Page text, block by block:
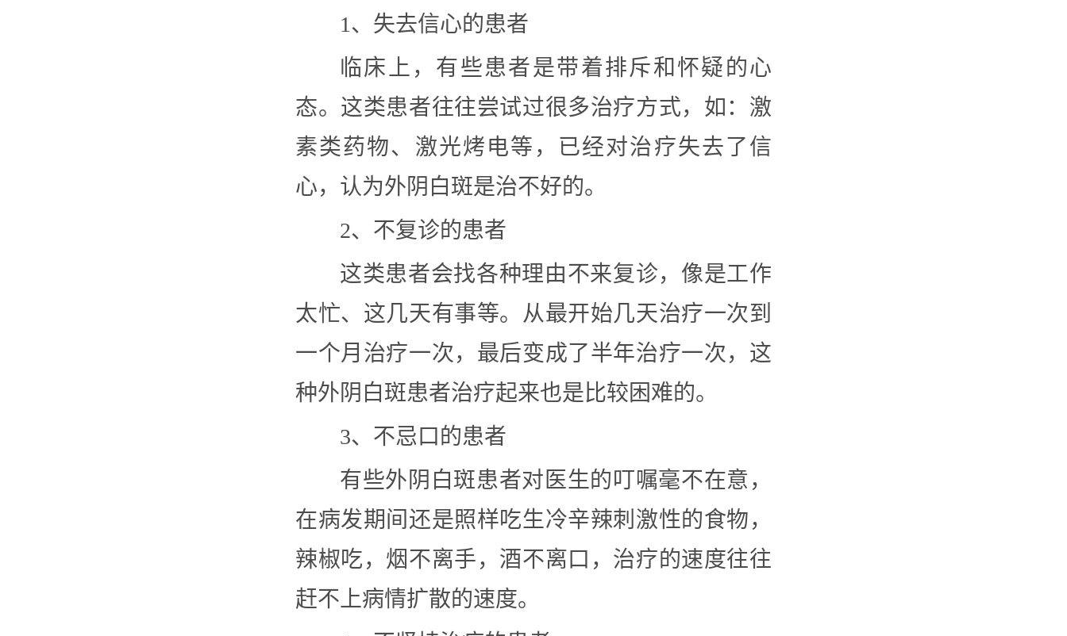
1、失去信心的患者
临床上，有些患者是带着排斥和怀疑的心
态。这类患者往往尝试过很多治疗方式，如：激
素类药物、激光烤电等，已经对治疗失去了信
心，认为外阴白斑是治不好的。
2、不复诊的患者
这类患者会找各种理由不来复诊，像是工作
太忙、这几天有事等。从最开始几天治疗一次到
一个月治疗一次，最后变成了半年治疗一次，这
种外阴白斑患者治疗起来也是比较困难的。
3、不忌口的患者
有些外阴白斑患者对医生的叮嘱毫不在意，
在病发期间还是照样吃生冷辛辣刺激性的食物，
辣椒吃，烟不离手，酒不离口，治疗的速度往往
赶不上病情扩散的速度。